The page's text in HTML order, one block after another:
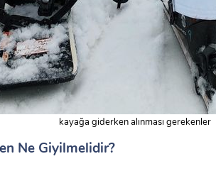
kayağa giderken alınması gerekenler
Ne Giyilmelidir?